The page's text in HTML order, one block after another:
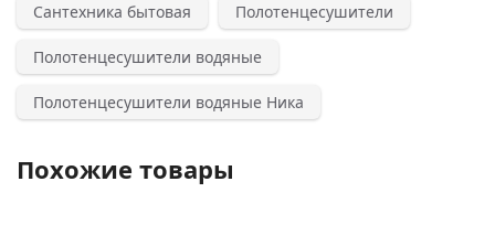
Сантехника бытовая Полотенцесушители
Полотенцесушители водяные
Полотенцесушители водяные Ника
Похожие товары